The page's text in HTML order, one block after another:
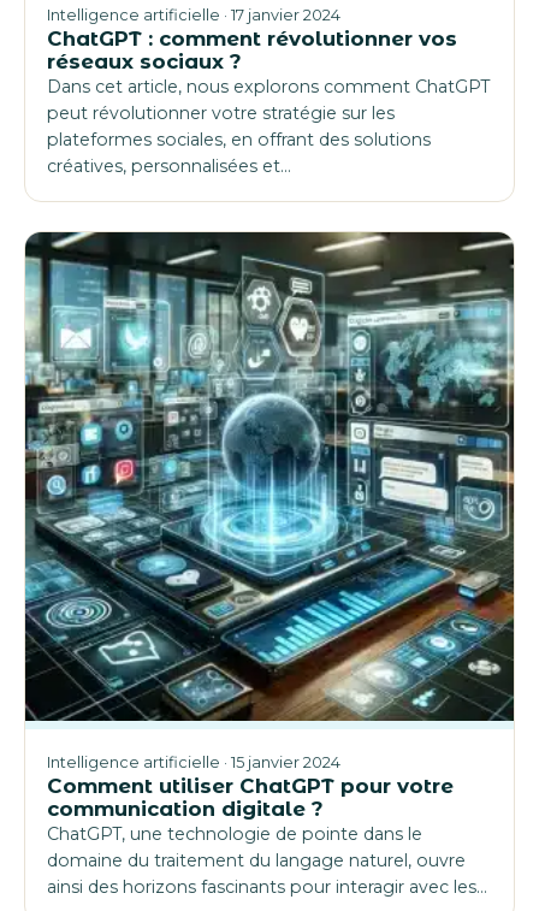
Intelligence artificielle · 17 janvier 2024
ChatGPT : comment révolutionner vos
réseaux sociaux ?
Dans cet article, nous explorons comment ChatGPT
peut révolutionner votre stratégie sur les
plateformes sociales, en offrant des solutions
créatives, personnalisées et…
Intelligence artificielle · 15 janvier 2024
Comment utiliser ChatGPT pour votre
communication digitale ?
ChatGPT, une technologie de pointe dans le
domaine du traitement du langage naturel, ouvre
ainsi des horizons fascinants pour interagir avec les…